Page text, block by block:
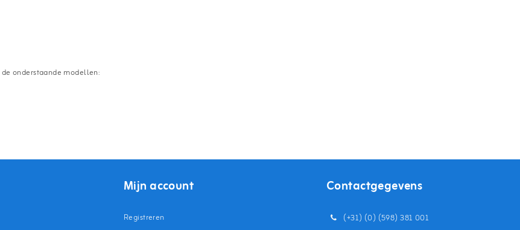
onderstaande modellen:
Mijn account
Registreren
Contactgegevens
(+31) (0) (598) 381 001